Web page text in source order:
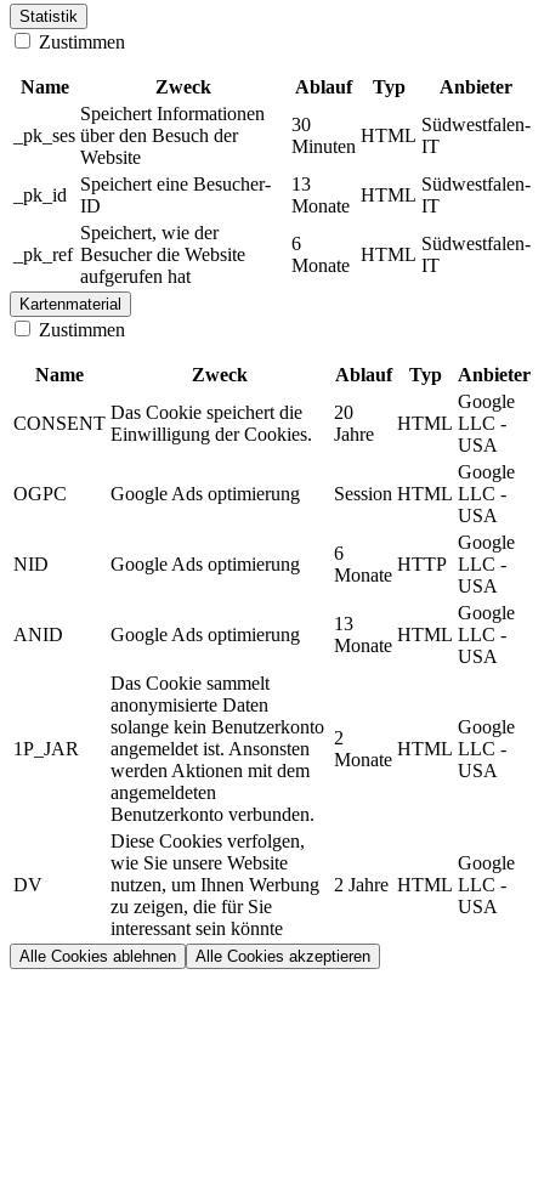
Statistik
Zustimmen
Name Zweck Ablauf Typ Anbieter
_pk_ses
Speichert Informationen
über den Besuch der
Website
30
Minuten
HTML
Südwestfalen-
IT
_pk_id
Speichert eine Besucher-
ID
13
Monate
HTML
Südwestfalen-
IT
_pk_ref
Speichert, wie der
Besucher die Website
aufgerufen hat
6
Monate
HTML
Südwestfalen-
IT
Kartenmaterial
Zustimmen
Name Zweck Ablauf Typ Anbieter
CONSENT
Das Cookie speichert die
Einwilligung der Cookies.
20
Jahre
HTML
Google
LLC -
USA
OGPC Google Ads optimierung Session HTML
Google
LLC -
USA
NID Google Ads optimierung
6
Monate
HTTP
Google
LLC -
USA
ANID Google Ads optimierung
13
Monate
HTML
Google
LLC -
USA
1P_JAR
Das Cookie sammelt
anonymisierte Daten
solange kein Benutzerkonto
angemeldet ist. Ansonsten
werden Aktionen mit dem
angemeldeten
Benutzerkonto verbunden.
2
Monate
HTML
Google
LLC -
USA
DV
Diese Cookies verfolgen,
wie Sie unsere Website
nutzen, um Ihnen Werbung
zu zeigen, die für Sie
interessant sein könnte
2 Jahre HTML
Google
LLC -
USA
Alle Cookies ablehnen Alle Cookies akzeptieren